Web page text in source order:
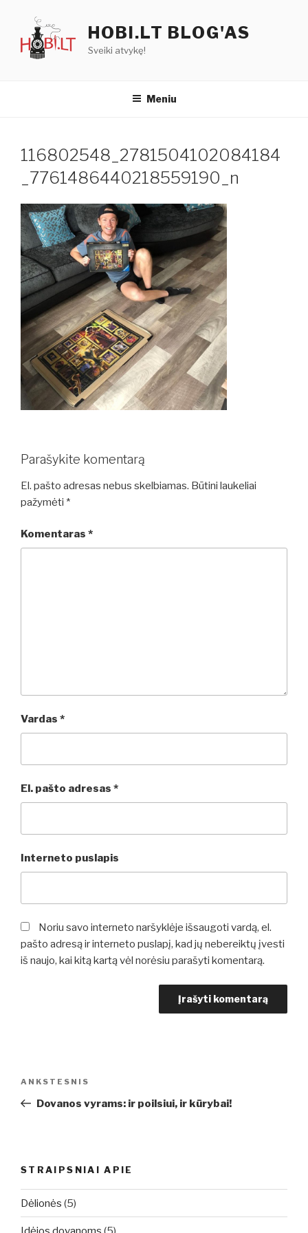
turinio
HOBI.LT BLOG'AS
Sveiki atvykę!
Meniu
116802548_2781504102084184
_7761486440218559190_n
Parašykite komentarą
El. pašto adresas nebus skelbiamas. Būtini laukeliai
pažymėti *
Komentaras *
Vardas *
El. pašto adresas *
Interneto puslapis
Noriu savo interneto naršyklėje išsaugoti vardą, el.
pašto adresą ir interneto puslapį, kad jų nebereiktų įvesti
iš naujo, kai kitą kartą vėl norėsiu parašyti komentarą.
įrašų
Ankstesnis
įrašas
ANKSTESNIS
Dovanos vyrams: ir poilsiui, ir kūrybai!
STRAIPSNIAI APIE
Dėlionės (5)